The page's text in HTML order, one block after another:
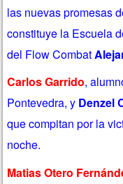
las nuevas promesas
constituye la Escuela
del Flow Combat
Carlos Garrido,
Pontevedra, y Denzel
que compitan por la
noche.
Matias Otero